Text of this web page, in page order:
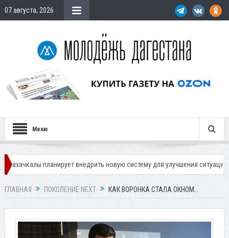
07 августа, 2026
Меню
внедрить новую систему для улучшения ситуации с парковками
ГЛАВНАЯ ПОКОЛЕНИЕ NEXT КАК ВОРОНКА СТАЛА ОКНОМ…